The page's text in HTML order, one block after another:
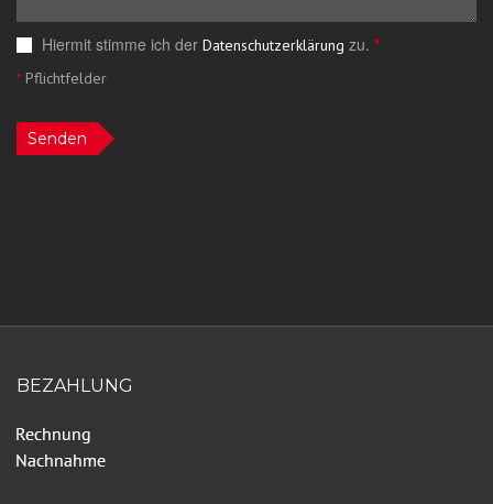
Hiermit stimme ich der Datenschutzerklärung zu. *
*Pflichtfelder
Senden
BEZAHLUNG